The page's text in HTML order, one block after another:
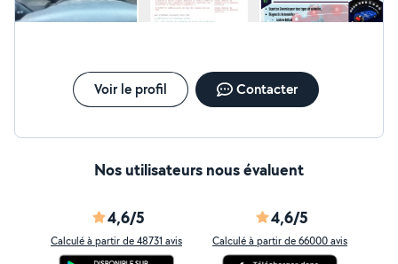
Voir le profil Contacter
Nos utilisateurs nous évaluent
4,6/5
Calculé à partir de 48731 avis
4,6/5
Calculé à partir de 66000 avis